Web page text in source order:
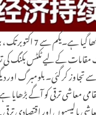
سطح پر پہنچ گئی اور قومی فلم باکس آفس کی
معاشی ترقی کو آگے بڑھایا
پالیسیوں اور